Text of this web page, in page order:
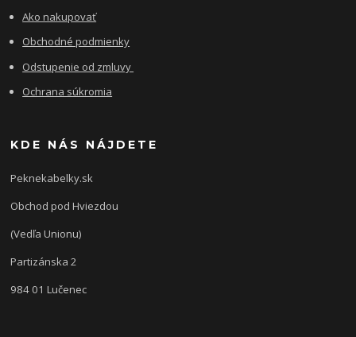
Ako nakupovať
Obchodné podmienky
Odstupenie od zmluvy
Ochrana súkromia
KDE NÁS NÁJDETE
Peknekabelky.sk
Obchod pod Hviezdou
(Vedľa Unionu)
Partizánska 2
984 01 Lučenec